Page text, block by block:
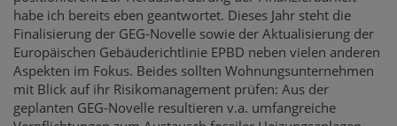
habe ich bereits eben geantwortet. Dieses Jahr steht die
Finalisierung der GEG-Novelle sowie der Aktualisierung der
Europäischen Gebäuderichtlinie EPBD neben vielen anderen
Aspekten im Fokus. Beides sollten Wohnungsunternehmen
mit Blick auf ihr Risikomanagement prüfen: Aus der
geplanten GEG-Novelle resultieren v.a. umfangreiche